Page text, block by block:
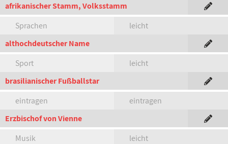
afrikanischer Stamm, Volksstamm
Sprachen
leicht
althochdeutscher Name
Sport
leicht
brasilianischer Fußballstar
eintragen
eintragen
Erzbischof von Vienne
Musik
leicht